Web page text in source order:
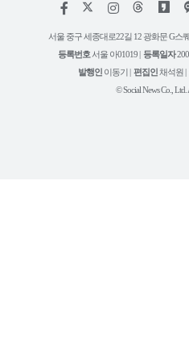
페
스
인
타
램
서울 중구 세종대로22길 12 광화문 G스
등록번호 서울 아01019 | 등록일자
발행인 이동기 | 편집인 채석원 |
© Social News Co., Ltd.